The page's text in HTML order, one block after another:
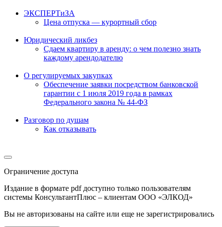
ЭКСПЕРТиЗА
Цена отпуска — курортный сбор
Юридический ликбез
Сдаем квартиру в аренду: о чем полезно знать
каждому арендодателю
О регулируемых закупках
Обеспечение заявки посредством банковской
гарантии с 1 июля 2019 года в рамках
Федерального закона № 44-ФЗ
Разговор по душам
Как отказывать
Ограничение доступа
Издание в формате pdf доступно только пользователям
системы КонсультантПлюс – клиентам ООО «ЭЛКОД»
Вы не авторизованы на сайте или еще не зарегистрировались